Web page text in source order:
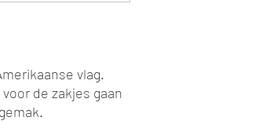
vlag.
de zakjes gaan